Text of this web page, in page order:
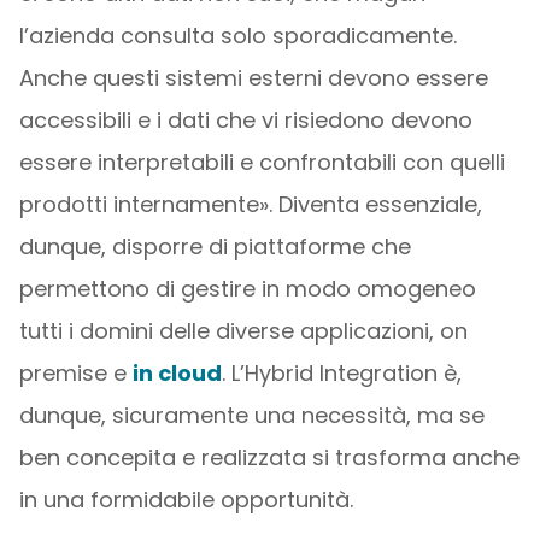
l’azienda consulta solo sporadicamente.
Anche questi sistemi esterni devono essere
accessibili e i dati che vi risiedono devono
essere interpretabili e confrontabili con quelli
prodotti internamente». Diventa essenziale,
dunque, disporre di piattaforme che
permettono di gestire in modo omogeneo
tutti i domini delle diverse applicazioni, on
premise e in cloud. L’Hybrid Integration è,
dunque, sicuramente una necessità, ma se
ben concepita e realizzata si trasforma anche
in una formidabile opportunità.